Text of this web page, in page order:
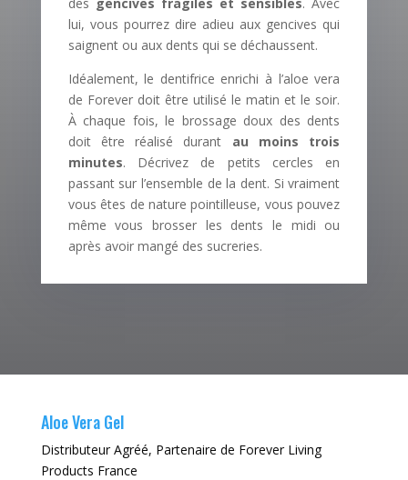
lui, vous pourrez dire adieu aux gencives qui
saignent ou aux dents qui se déchaussent.
Idéalement, le dentifrice enrichi à l’aloe vera
de Forever doit être utilisé le matin et le soir.
À chaque fois, le brossage doux des dents
doit être réalisé durant au moins trois
minutes. Décrivez de petits cercles en
passant sur l’ensemble de la dent. Si vraiment
vous êtes de nature pointilleuse, vous pouvez
même vous brosser les dents le midi ou
après avoir mangé des sucreries.
Aloe Vera Gel
Distributeur Agréé, Partenaire de Forever Living
Products France